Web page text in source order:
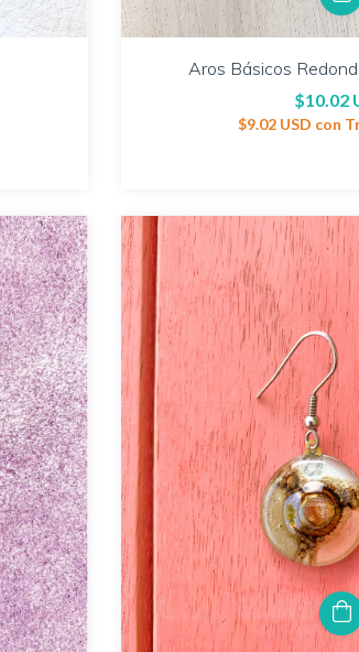
Aros Básicos
$10.02
$9.02 USD con